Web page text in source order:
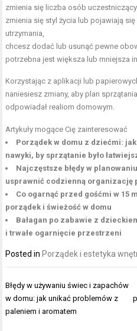
zmienia się liczba osób
zmienia się styl życia lub pojawiają
utrzymania,
chcesz dodać lub usunąć pewne
potrzebna jest większa lub mniejsza
Korzystając z aplikacji lub
naniesiesz zmiany, aby plan
odpowiadał realiom domowym.
Artykuły mogące Cię zainteresować
Porządek w domu z dziećmi:
nawyki, by sprzątanie było
Najczęstsze błędy w
usprawnić codzienną organizację
Co ogarnąć przed gośćmi w 15
porządek i świeżość w domu
Bałagan po zabawie z
i trwałe ogarnięcie przestrzeni
Posted in Porządek i estetyka
Nawigacja
wpisu
Błędy w używaniu świec i zapachów
w domu: jak unikać problemów z
paleniem i aromatem